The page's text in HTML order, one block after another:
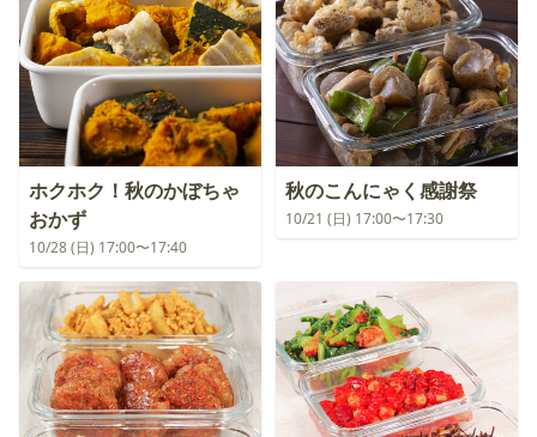
ホクホク！秋のかぼちゃ
おかず
10/28 (日) 17:00〜17:40
秋のこんにゃく感謝祭
10/21 (日) 17:00〜17:30